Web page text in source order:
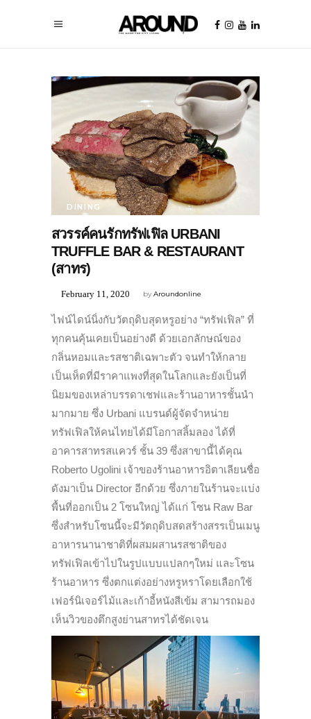
DINING
สวรรค์คนรักทรัฟเฟิล URBANI
TRUFFLE BAR & RESTAURANT
(สาทร)
byAroundonline
February 11, 2020
ไฟน์ไดน์นิ่งกับวัตถุดิบสุดหรูอย่าง “ทรัฟเฟิล” ที่
ทุกคนคุ้นเคยเป็นอย่างดี ด้วยเอกลักษณ์ของ
กลิ่นหอมและรสชาติเฉพาะตัว จนทำให้กลาย
เป็นเห็ดที่มีราคาแพงที่สุดในโลกและยังเป็นที่
นิยมของเหล่าบรรดาเชฟและร้านอาหารชั้นนำ
มากมาย ซึ่ง Urbani แบรนด์ผู้จัดจำหน่าย
ทรัฟเฟิลให้คนไทยได้มีโอกาสลิ้มลอง ได้ที่
อาคารสาทรสแควร์ ชั้น 39 ซึ่งสาขานี้ได้คุณ
Roberto Ugolini เจ้าของร้านอาหารอิตาเลียนชื่อ
ดังมาเป็น Director อีกด้วย ซึ่งภายในร้านจะแบ่ง
พื้นที่ออกเป็น 2 โซนใหญ่ ได้แก่ โซน Raw Bar
ซึ่งสำหรับโซนนี้จะมีวัตถุดิบสดสร้างสรรเป็นเมนู
อาหารนานาชาติที่ผสมผสานรสชาติของ
ทรัฟเฟิลเข้าไปในรูปแบบแปลกๆใหม่ และโซน
ร้านอาหาร ซึ่งตกแต่งอย่างหรูหราโดยเลือกใช้
เฟอร์นิเจอร์ไม้และเก้าอี้หนังสีเข้ม สามารถมอง
เห็นวิวของตึกสูงย่านสาทรได้ชัดเจน